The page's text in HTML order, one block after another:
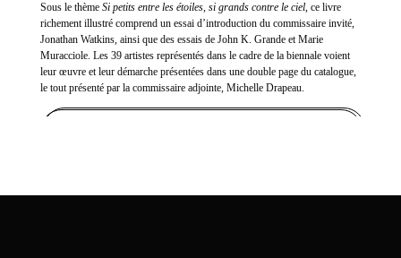
Sous le thème Si petits entre les étoiles, si grands contre le ciel, ce livre
richement illustré comprend un essai d’introduction du commissaire invité,
Jonathan Watkins, ainsi que des essais de John K. Grande et Marie
Muracciole. Les 39 artistes représentés dans le cadre de la biennale voient
leur œuvre et leur démarche présentées dans une double page du catalogue,
le tout présenté par la commissaire adjointe, Michelle Drapeau.